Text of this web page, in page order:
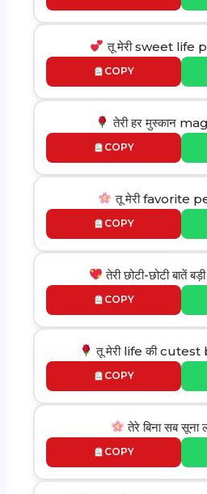
तू मेरी sweet life
COPY
तेरी हर मुस्कान
COPY
तू मेरी favorite
COPY
तेरी छोटी-छोटी बातें
COPY
तू मेरी life की
COPY
तेरे बिना सब सूना
COPY